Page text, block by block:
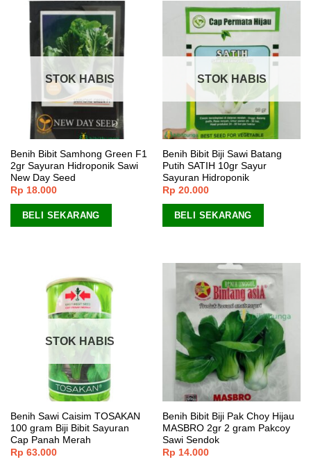
STOK HABIS
Benih Bibit Samhong Green F1
2gr Sayuran Hidroponik Sawi
New Day Seed
Rp 18.000
BELI SEKARANG
STOK HABIS
Benih Bibit Biji Sawi Batang
Putih SATIH 10gr Sayur
Sayuran Hidroponik
Rp 20.000
BELI SEKARANG
STOK HABIS
Benih Sawi Caisim TOSAKAN
100 gram Biji Bibit Sayuran
Cap Panah Merah
Rp 63.000
Benih Bibit Biji Pak Choy Hijau
MASBRO 2gr 2 gram Pakcoy
Sawi Sendok
Rp 14.000